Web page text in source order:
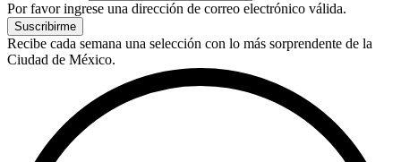
Por favor ingrese una dirección de correo electrónico válida.
Suscribirme
Recibe cada semana una selección con lo más sorprendente de la
Ciudad de México.